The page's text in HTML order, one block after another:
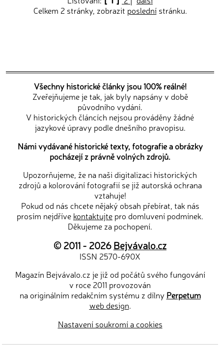
Celkem 2 stránky, zobrazit poslednístránku.
Všechny historické články jsou 100% reálné!
Zveřejňujeme je tak, jak byly napsány v době
původního vydání.
V historických článcích nejsou prováděny žádné
jazykové úpravy podle dnešního pravopisu.
Námi vydávané historické texty, fotografie a obrázky
pocházejí z právně volných zdrojů.
Upozorňujeme, že na naši digitalizaci historických
zdrojů a kolorování fotografií se již autorská ochrana
vztahuje!
Pokud od nás chcete nějaký obsah přebírat, tak nás
prosím nejdříve kontaktujte pro domluvení podmínek.
Děkujeme za pochopení.
© 2011 - 2026Bejvávalo.cz
ISSN 2570-690X
Magazín Bejvávalo.cz je již od počátů svého fungování
v roce 2011 provozován
na originálním redakčním systému z dílny Perpetum
web design.
Nastavení soukromí a cookies